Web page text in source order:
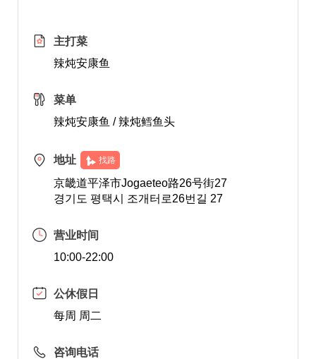
主打菜
辣炖安康鱼
菜单
辣炖安康鱼 / 辣炖鳕鱼头
地址 找路
京畿道平泽市Jogaeteo路26号街27
경기도 평택시 조개터로26번길 27
营业时间
10:00-22:00
公休假日
每周 周二
咨询电话